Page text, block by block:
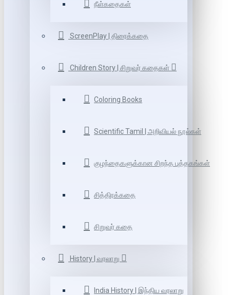
நீள்கதைகள்
ScreenPlay | திரைக்கதை
Children Story | சிறுவர் கதைகள்
Coloring Books
Scientific Tamil | அறிவியல் நூல்கள்
குழந்தைகளுக்கான சிறந்த புத்தகங்கள்
சித்திரக்கதை
சிறுவர் கதை
History | வரலாறு
India History | இந்திய வரலாறு